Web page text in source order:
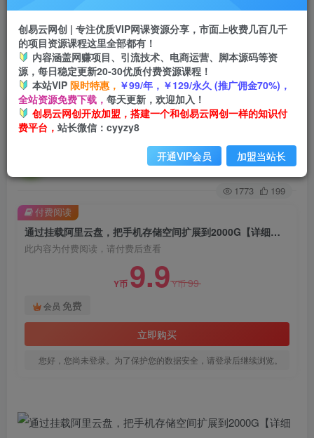
挂机 项目
脚本卡密
APP下载
GO
首页 创业课程 会员免费 正文
通过挂载阿里云盘，把手机存储空间扩展到
2000G【详细教程】
关注
1773 199
通过挂载阿里云盘，把手机存储空间扩展到2000G【详细教程】
此内容为付费阅读，请付费后查看
Y币 9.9Y币99
会员 免费
立即购买
您好，您尚未登录。为了保护您的数据安全，请登录后继续浏览。
付费阅读
创易云网创 | 专注优质VIP网课资源分享，市面上收费几百几千
的项目资源课程这里全部都有！
内容涵盖网赚项目、引流技术、电商运营、脚本源码等资
源，每日稳定更新20-30优质付费资源课程！
本站VIP 限时特惠， ￥99/年，￥129/永久 (推广佣金70%)，
全站资源免费下载， 每天更新，欢迎加入！
创易云网创开放加盟，搭建一个和创易云网创一样的知识付
费平台， 站长微信：cyyzy8
开通VIP会员 加盟当站长